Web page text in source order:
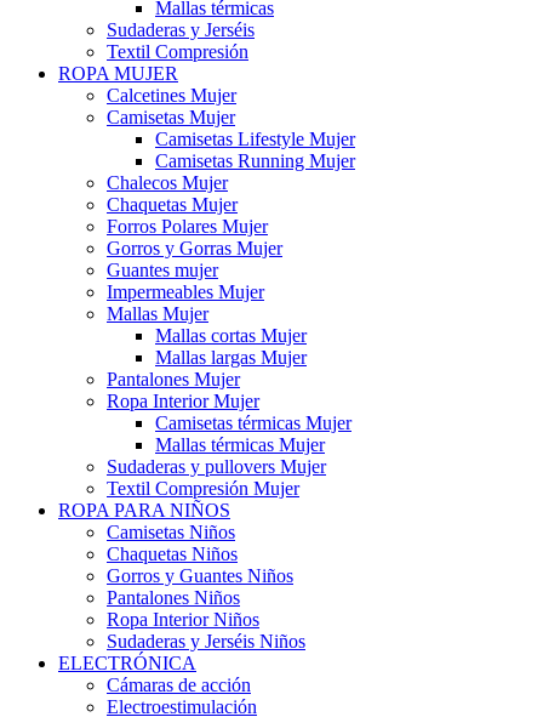
Mallas térmicas
Sudaderas y Jerséis
Textil Compresión
ROPA MUJER
Calcetines Mujer
Camisetas Mujer
Camisetas Lifestyle Mujer
Camisetas Running Mujer
Chalecos Mujer
Chaquetas Mujer
Forros Polares Mujer
Gorros y Gorras Mujer
Guantes mujer
Impermeables Mujer
Mallas Mujer
Mallas cortas Mujer
Mallas largas Mujer
Pantalones Mujer
Ropa Interior Mujer
Camisetas térmicas Mujer
Mallas térmicas Mujer
Sudaderas y pullovers Mujer
Textil Compresión Mujer
ROPA PARA NIÑOS
Camisetas Niños
Chaquetas Niños
Gorros y Guantes Niños
Pantalones Niños
Ropa Interior Niños
Sudaderas y Jerséis Niños
ELECTRÓNICA
Cámaras de acción
Electroestimulación